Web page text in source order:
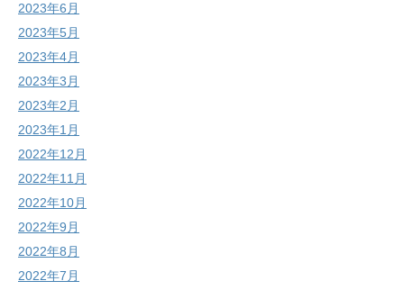
2023年6月
2023年5月
2023年4月
2023年3月
2023年2月
2023年1月
2022年12月
2022年11月
2022年10月
2022年9月
2022年8月
2022年7月